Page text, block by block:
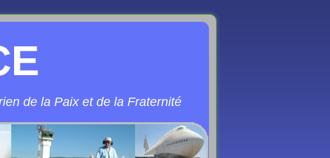
de la Paix et de la Fraternité